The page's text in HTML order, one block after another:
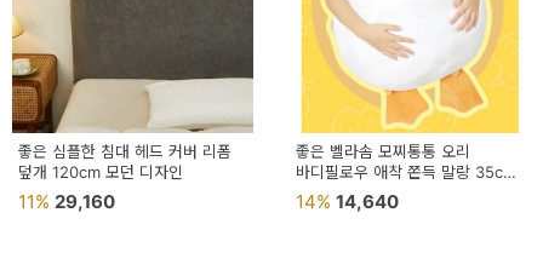
좋은 심플한 침대 헤드 커버 리폼
덮개 120cm 모던 디자인
11% 29,160
좋은 벨라솜 모찌통통 오리
바디필로우 애착 쫀득 말랑 35cm
50cm
14% 14,640